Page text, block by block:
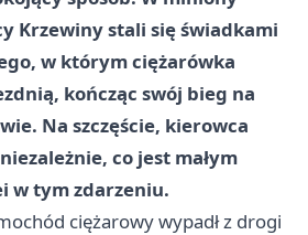
Krzewiny stali się świadkami
w którym ciężarówka
kończąc swój bieg na
Na szczęście, kierowca
co jest małym
w tym zdarzeniu.
ciężarowy wypadł z drogi